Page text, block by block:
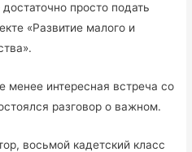
просто подать
«Развитие малого и
менее интересная встреча со
разговор о важном.
восьмой кадетский класс